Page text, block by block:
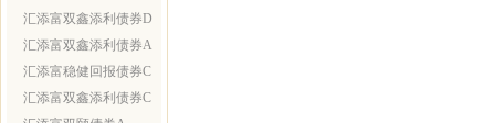
汇添富双鑫添利债券D
汇添富双鑫添利债券A
汇添富稳健回报债券C
汇添富双鑫添利债券C